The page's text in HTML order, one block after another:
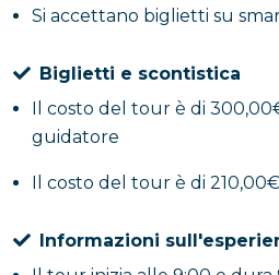
Si accettano biglietti su
Biglietti e scontistica
Il costo del tour è di
guidatore
Il costo del tour è di
Informazioni